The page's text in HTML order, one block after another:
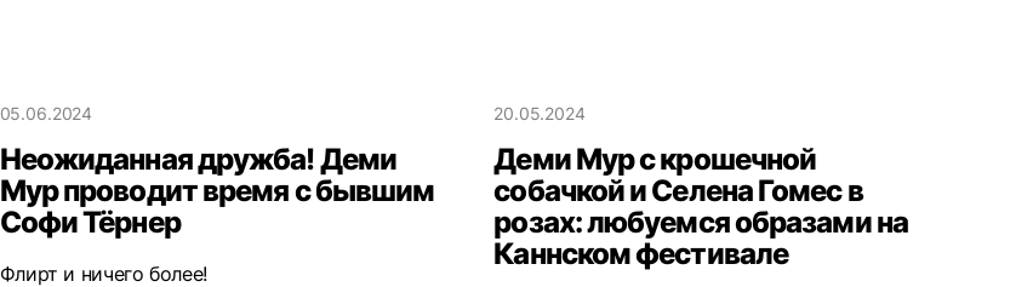
05.06.2024
Неожиданная дружба! Деми
Мур проводит время с бывшим
Софи Тёрнер
Флирт и ничего более!
20.05.2024
Деми Мур с крошечной
собачкой и Селена Гомес в
розах: любуемся образами на
Каннском фестивале